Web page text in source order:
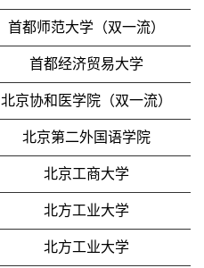
首都师范大学（双一流）
首都经济贸易大学
北京协和医学院（双一流）
北京第二外国语学院
北京工商大学
北方工业大学
北方工业大学